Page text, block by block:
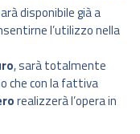
disponibile già a
l’utilizzo nella
, sarà totalmente
che con la fattiva
realizzerà l’opera in